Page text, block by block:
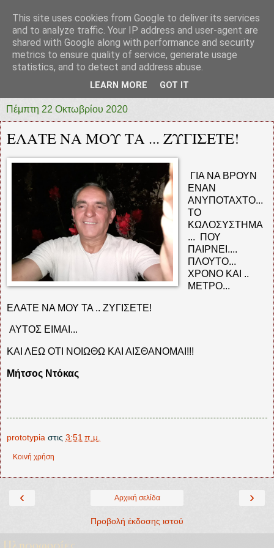
prototypia
"ΠΡΩΤΟΤΥΠΙΑ" * ΑΝΕΞΑΡΤΗΤΗ-ΗΛΕΚΤΡΟΝΙΚΗ-
Πέμπτη 22 Οκτωβρίου 2020
ΕΛΑΤΕ ΝΑ ΜΟΥ ΤΑ ... ΖΥΓΙΣΕΤΕ!
ΓΙΑ ΝΑ ΒΡΟΥΝ
ΕΝΑΝ
ΑΝΥΠΟΤΑΧΤΟ...
ΤΟ
ΚΩΛΟΣΥΣΤΗΜΑ
... ΠΟΥ
ΠΑΙΡΝΕΙ....
ΠΛΟΥΤΟ...
ΧΡΟΝΟ ΚΑΙ ..
ΜΕΤΡΟ...
ΕΛΑΤΕ ΝΑ ΜΟΥ ΤΑ .. ΖΥΓΙΣΕΤΕ!
ΑΥΤΟΣ ΕΙΜΑΙ...
ΚΑΙ ΛΕΩ ΟΤΙ ΝΟΙΩΘΩ ΚΑΙ ΑΙΣΘΑΝΟΜΑΙ!!!
Μήτσος Ντόκας
prototypia στις 3:51 π.μ.
Κοινή χρήση
‹ ›
Αρχική σελίδα
Προβολή έκδοσης ιστού
Πληροφορίες
This site uses cookies from Google to deliver its services
and to analyze traffic. Your IP address and user-agent are
shared with Google along with performance and security
metrics to ensure quality of service, generate usage
statistics, and to detect and address abuse.
LEARN MORE GOT IT